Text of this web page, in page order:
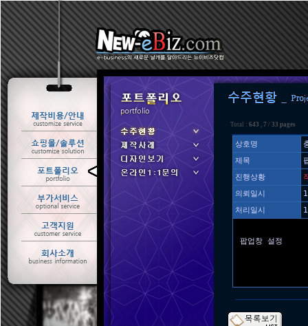
Total : 643 , 7 / 33 pages
상호명
제목
진행상황
의뢰일시
처리일시
팝업창 설정
ㆍ 수주현황
ㆍ 제작사례